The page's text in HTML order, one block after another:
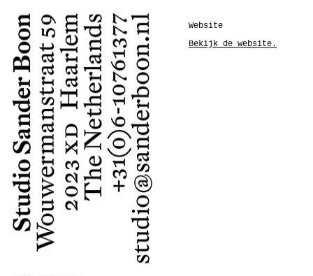
Website
Bekijk de website.